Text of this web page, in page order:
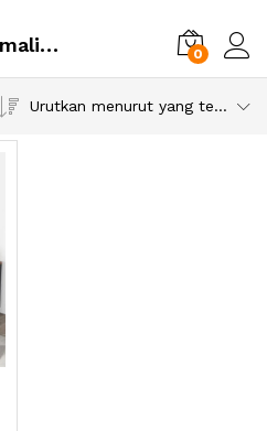
Meja Kantor Minimalis Retro Kayu Jati 0
Urutkan menurut yang terbaru